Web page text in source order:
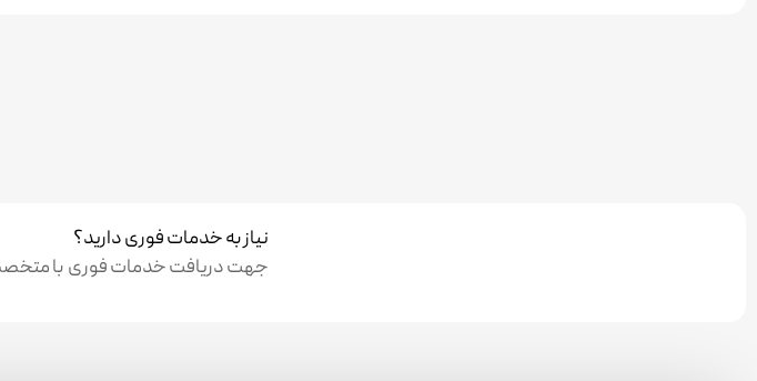
نیاز به خدمات فوری دارید؟
جهت دریافت خدمات فوری با